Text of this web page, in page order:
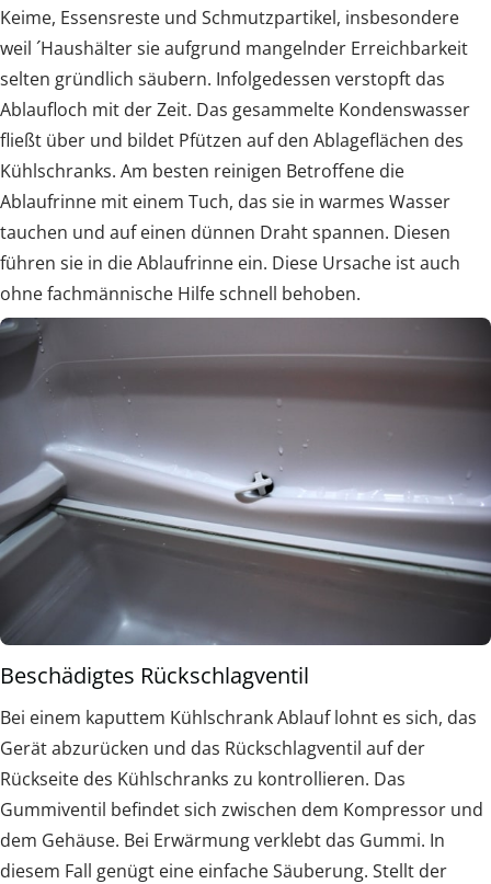
Keime, Essensreste und Schmutzpartikel, insbesondere
weil ´Haushälter sie aufgrund mangelnder Erreichbarkeit
selten gründlich säubern. Infolgedessen verstopft das
Ablaufloch mit der Zeit. Das gesammelte Kondenswasser
fließt über und bildet Pfützen auf den Ablageflächen des
Kühlschranks. Am besten reinigen Betroffene die
Ablaufrinne mit einem Tuch, das sie in warmes Wasser
tauchen und auf einen dünnen Draht spannen. Diesen
führen sie in die Ablaufrinne ein. Diese Ursache ist auch
ohne fachmännische Hilfe schnell behoben.
Beschädigtes Rückschlagventil
Bei einem kaputtem Kühlschrank Ablauf lohnt es sich, das
Gerät abzurücken und das Rückschlagventil auf der
Rückseite des Kühlschranks zu kontrollieren. Das
Gummiventil befindet sich zwischen dem Kompressor und
dem Gehäuse. Bei Erwärmung verklebt das Gummi. In
diesem Fall genügt eine einfache Säuberung. Stellt der